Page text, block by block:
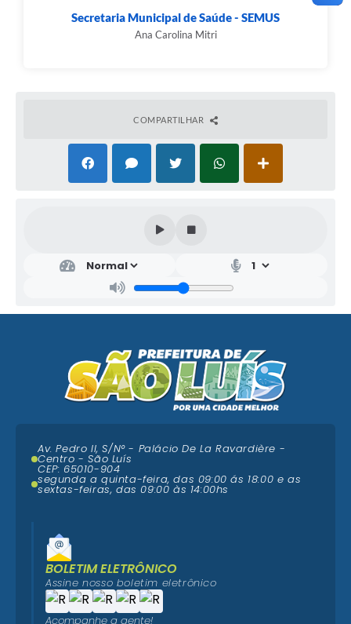
Secretaria Municipal de Saúde - SEMUS
Ana Carolina Mitri
COMPARTILHAR
Av. Pedro II, S/N° - Palácio De La Ravardière -
Centro - São Luís
CEP: 65010-904
segunda a quinta-feira, das 09:00 ás 18:00 e as
sextas-feiras, das 09:00 às 14:00hs
BOLETIM ELETRÔNICO
Assine nosso boletim eletrônico
Acompanhe a gente!